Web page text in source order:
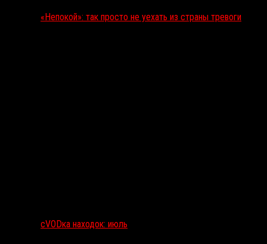
«Непокой»: так просто не уехать из страны тревоги
сVODка находок: июль